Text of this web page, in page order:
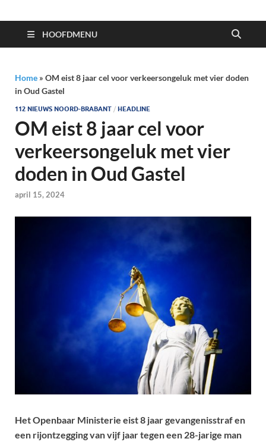
HOOFDMENU
Home » OM eist 8 jaar cel voor verkeersongeluk met vier doden
in Oud Gastel
112 NIEUWS NOORD-BRABANT / HEADLINE
OM eist 8 jaar cel voor
verkeersongeluk met vier
doden in Oud Gastel
april 15, 2024
Het Openbaar Ministerie eist 8 jaar gevangenisstraf en
een rijontzegging van vijf jaar tegen een 28-jarige man